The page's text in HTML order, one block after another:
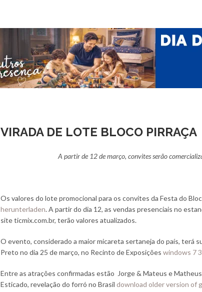
VIRADA DE LOTE BLOCO PIRRAÇA
A partir de 12 de março, convites serão
Os valores do lote promocional para os convites da Festa do
herunterladen. A partir do dia 12, as vendas presenciais no
site ticmix.com.br, terão valores atualizados.
O evento, considerado a maior micareta sertaneja do país, terá
Preto no dia 25 de março, no Recinto de Exposições windows 7
Entre as atrações confirmadas estão Jorge & Mateus e
Esticado, revelação do forró no Brasil download older version of